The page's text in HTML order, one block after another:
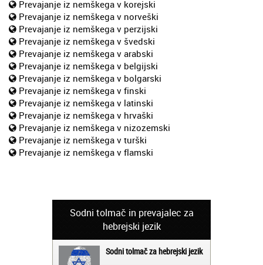
Prevajanje iz nemškega v korejski
Prevajanje iz nemškega v norveški
Prevajanje iz nemškega v perzijski
Prevajanje iz nemškega v švedski
Prevajanje iz nemškega v arabski
Prevajanje iz nemškega v belgijski
Prevajanje iz nemškega v bolgarski
Prevajanje iz nemškega v finski
Prevajanje iz nemškega v latinski
Prevajanje iz nemškega v hrvaški
Prevajanje iz nemškega v nizozemski
Prevajanje iz nemškega v turški
Prevajanje iz nemškega v flamski
Sodni tolmač in prevajalec za
hebrejski jezik
Sodni tolmač za hebrejski jezik